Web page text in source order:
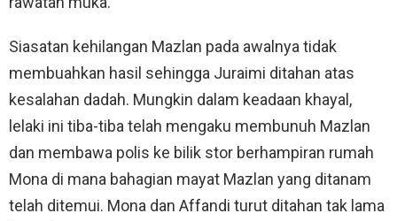
Siasatan kehilangan Mazlan pada awalnya tidak
membuahkan hasil sehingga Juraimi ditahan atas
kesalahan dadah. Mungkin dalam keadaan khayal,
lelaki ini tiba-tiba telah mengaku membunuh Mazlan
dan membawa polis ke bilik stor berhampiran rumah
Mona di mana bahagian mayat Mazlan yang ditanam
telah ditemui. Mona dan Affandi turut ditahan tak lama